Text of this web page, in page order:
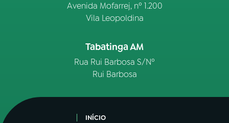
Avenida Mofarrej, nº 1.200
Vila Leopoldina
Tabatinga AM
Rua Rui Barbosa S/Nº
Rui Barbosa
INÍCIO